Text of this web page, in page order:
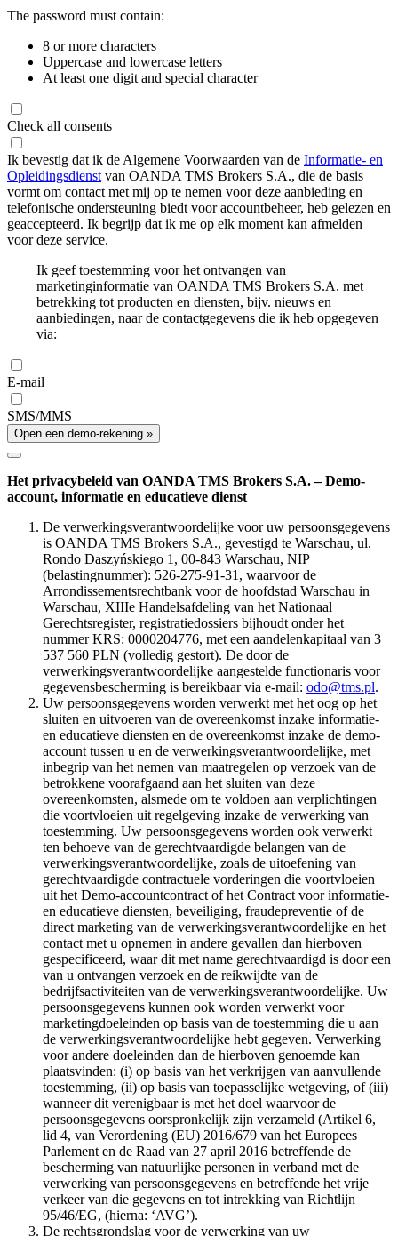
The password must contain:
8 or more characters
Uppercase and lowercase letters
At least one digit and special character
Check all consents
Ik bevestig dat ik de Algemene Voorwaarden van de Informatie- en
Opleidingsdienst van OANDA TMS Brokers S.A., die de basis
vormt om contact met mij op te nemen voor deze aanbieding en
telefonische ondersteuning biedt voor accountbeheer, heb gelezen en
geaccepteerd. Ik begrijp dat ik me op elk moment kan afmelden
voor deze service.
Ik geef toestemming voor het ontvangen van
marketinginformatie van OANDA TMS Brokers S.A. met
betrekking tot producten en diensten, bijv. nieuws en
aanbiedingen, naar de contactgegevens die ik heb opgegeven
via:
E-mail
SMS/MMS
Open een demo-rekening »
Het privacybeleid van OANDA TMS Brokers S.A. – Demo-
account, informatie en educatieve dienst
De verwerkingsverantwoordelijke voor uw persoonsgegevens
is OANDA TMS Brokers S.A., gevestigd te Warschau, ul.
Rondo Daszyńskiego 1, 00-843 Warschau, NIP
(belastingnummer): 526-275-91-31, waarvoor de
Arrondissementsrechtbank voor de hoofdstad Warschau in
Warschau, XIIIe Handelsafdeling van het Nationaal
Gerechtsregister, registratiedossiers bijhoudt onder het
nummer KRS: 0000204776, met een aandelenkapitaal van 3
537 560 PLN (volledig gestort). De door de
verwerkingsverantwoordelijke aangestelde functionaris voor
gegevensbescherming is bereikbaar via e-mail: odo@tms.pl.
Uw persoonsgegevens worden verwerkt met het oog op het
sluiten en uitvoeren van de overeenkomst inzake informatie-
en educatieve diensten en de overeenkomst inzake de demo-
account tussen u en de verwerkingsverantwoordelijke, met
inbegrip van het nemen van maatregelen op verzoek van de
betrokkene voorafgaand aan het sluiten van deze
overeenkomsten, alsmede om te voldoen aan verplichtingen
die voortvloeien uit regelgeving inzake de verwerking van
toestemming. Uw persoonsgegevens worden ook verwerkt
ten behoeve van de gerechtvaardigde belangen van de
verwerkingsverantwoordelijke, zoals de uitoefening van
gerechtvaardigde contractuele vorderingen die voortvloeien
uit het Demo-accountcontract of het Contract voor informatie-
en educatieve diensten, beveiliging, fraudepreventie of de
direct marketing van de verwerkingsverantwoordelijke en het
contact met u opnemen in andere gevallen dan hierboven
gespecificeerd, waar dit met name gerechtvaardigd is door een
van u ontvangen verzoek en de reikwijdte van de
bedrijfsactiviteiten van de verwerkingsverantwoordelijke. Uw
persoonsgegevens kunnen ook worden verwerkt voor
marketingdoeleinden op basis van de toestemming die u aan
de verwerkingsverantwoordelijke hebt gegeven. Verwerking
voor andere doeleinden dan de hierboven genoemde kan
plaatsvinden: (i) op basis van het verkrijgen van aanvullende
toestemming, (ii) op basis van toepasselijke wetgeving, of (iii)
wanneer dit verenigbaar is met het doel waarvoor de
persoonsgegevens oorspronkelijk zijn verzameld (Artikel 6,
lid 4, van Verordening (EU) 2016/679 van het Europees
Parlement en de Raad van 27 april 2016 betreffende de
bescherming van natuurlijke personen in verband met de
verwerking van persoonsgegevens en betreffende het vrije
verkeer van die gegevens en tot intrekking van Richtlijn
95/46/EG, (hierna: ‘AVG’).
De rechtsgrondslag voor de verwerking van uw